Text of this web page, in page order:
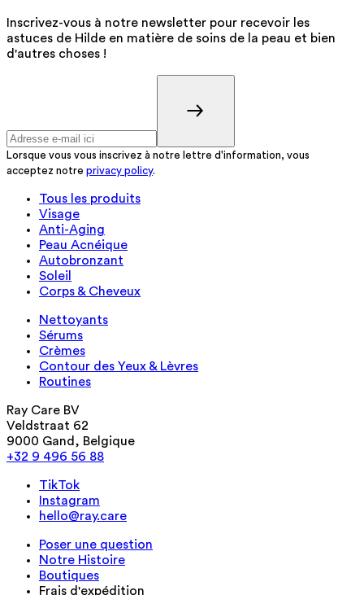
Inscrivez-vous à notre newsletter pour recevoir les
astuces de Hilde en matière de soins de la peau et bien
d'autres choses !
Lorsque vous vous inscrivez à notre lettre d'information, vous
acceptez notre privacy policy.
Tous les produits
Visage
Anti-Aging
Peau Acnéique
Autobronzant
Soleil
Corps & Cheveux
Nettoyants
Sérums
Crèmes
Contour des Yeux & Lèvres
Routines
Ray Care BV
Veldstraat 62
9000 Gand, Belgique
+32 9 496 56 88
TikTok
Instagram
hello@ray.care
Poser une question
Notre Histoire
Boutiques
Frais d'expédition